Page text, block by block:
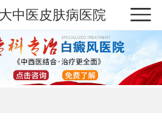
中医皮肤病医院